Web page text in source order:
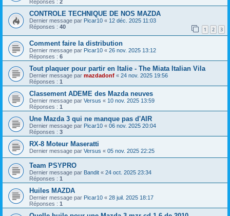
Réponses : 2
CONTROLE TECHNIQUE DE NOS MAZDA
Dernier message par Picar10 « 12 déc. 2025 11:03
Réponses : 40 1 2 3
Comment faire la distribution
Dernier message par Picar10 « 26 nov. 2025 13:12
Réponses : 6
Tout plaquer pour partir en Italie - The Miata Italian Vila
Dernier message par mazdadonf « 24 nov. 2025 19:56
Réponses : 1
Classement ADEME des Mazda neuves
Dernier message par Versus « 10 nov. 2025 13:59
Réponses : 1
Une Mazda 3 qui ne manque pas d'AIR
Dernier message par Picar10 « 06 nov. 2025 20:04
Réponses : 3
RX-8 Moteur Maseratti
Dernier message par Versus « 05 nov. 2025 22:25
Team PSYPRO
Dernier message par Bandit « 24 oct. 2025 23:34
Réponses : 1
Huiles MAZDA
Dernier message par Picar10 « 28 juil. 2025 18:17
Réponses : 1